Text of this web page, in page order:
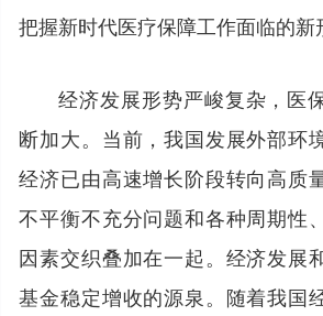
把握新时代医疗保障工作面临的新
经济发展形势严峻复杂，医
断加大。当前，我国发展外部环
经济已由高速增长阶段转向高质
不平衡不充分问题和各种周期性
因素交织叠加在一起。经济发展
基金稳定增收的源泉。随着我国